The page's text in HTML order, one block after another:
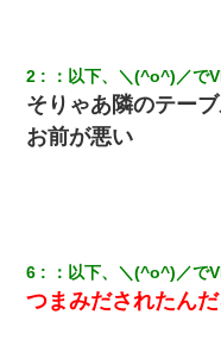
2 ： 以下、＼(^o^)／で
そりゃあ隣のテー
お前が悪い
6 ： 以下、＼(^o^)／で
つまみだされたん